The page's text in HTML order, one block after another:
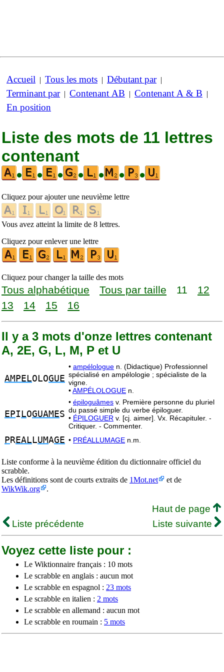
Accueil | Tous les mots | Débutant par|
Terminant par| Contenant AB | Contenant A & B |
En position
Liste des mots de 11 lettres
contenant
•
• • • • • •
Cliquez pour ajouter une neuvième lettre
Vous avez atteint la limite de 8 lettres.
Cliquez pour enlever une lettre
Cliquez pour changer la taille des mots
Tous alphabétique Tous par taille 11
12
13
14 15 16
Il y a 3 mots d'onze lettres contenant
A, 2E, G, L, M, P et U
AMPELOLOGUE
• ampélologue n. (Didactique) Professionnel
spécialisé en ampélologie ; spécialiste de la
vigne.
•AMPÉLOLOGUE n.
EPI LOGUAMES
• épiloguâmes v. Première personne du pluriel
du passé simple du verbe épiloguer.
• ÉPILOGUER v. [cj. aimer]. Vx. Récapituler. -
Critiquer. - Commenter.
P REAL LUMAGE • PRÉALLUMAGE n.m.
Liste conforme à la neuvième édition du dictionnaire officiel du
scrabble.
Les définitions sont de courts extraits de 1Mot.net
et de
WikWik.org
.
Haut de page
Liste précédente
Liste suivante
Voyez cette liste pour :
Le Wiktionnaire français : 10 mots
Le scrabble en anglais : aucun mot
Le scrabble en espagnol : 23 mots
Le scrabble en italien : 2 mots
Le scrabble en allemand : aucun mot
Le scrabble en roumain : 5 mots